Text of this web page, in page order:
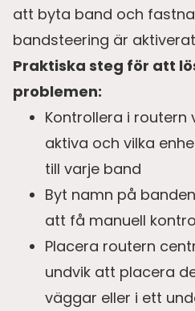
att byta band och
bandsteering är
Praktiska steg för att
problemen:
Kontrollera i routern
aktiva och vilka
till varje band
Byt namn på
att få manuell
Placera routern
undvik att placera
väggar eller i ett